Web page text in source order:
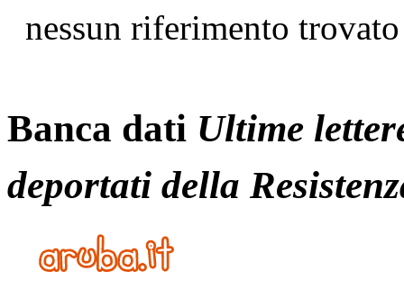
nessun riferimento trovato
Banca dati Ultime
deportati della